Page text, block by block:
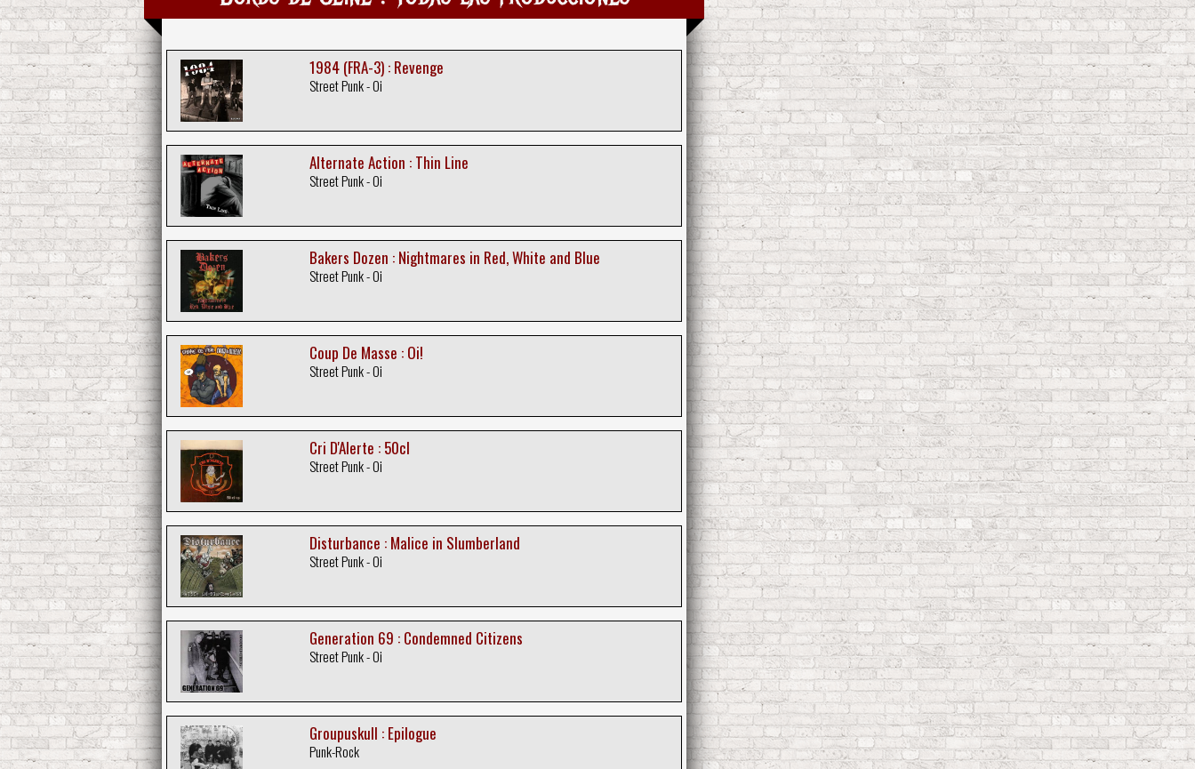
1984 (FRA-3) : Revenge
Street Punk - Oi
Alternate Action : Thin Line
Street Punk - Oi
Bakers Dozen : Nightmares in Red, White and Blue
Street Punk - Oi
Coup De Masse : Oi!
Street Punk - Oi
Cri D'Alerte : 50cl
Street Punk - Oi
Disturbance : Malice in Slumberland
Street Punk - Oi
Generation 69 : Condemned Citizens
Street Punk - Oi
Groupuskull : Epilogue
Punk-Rock